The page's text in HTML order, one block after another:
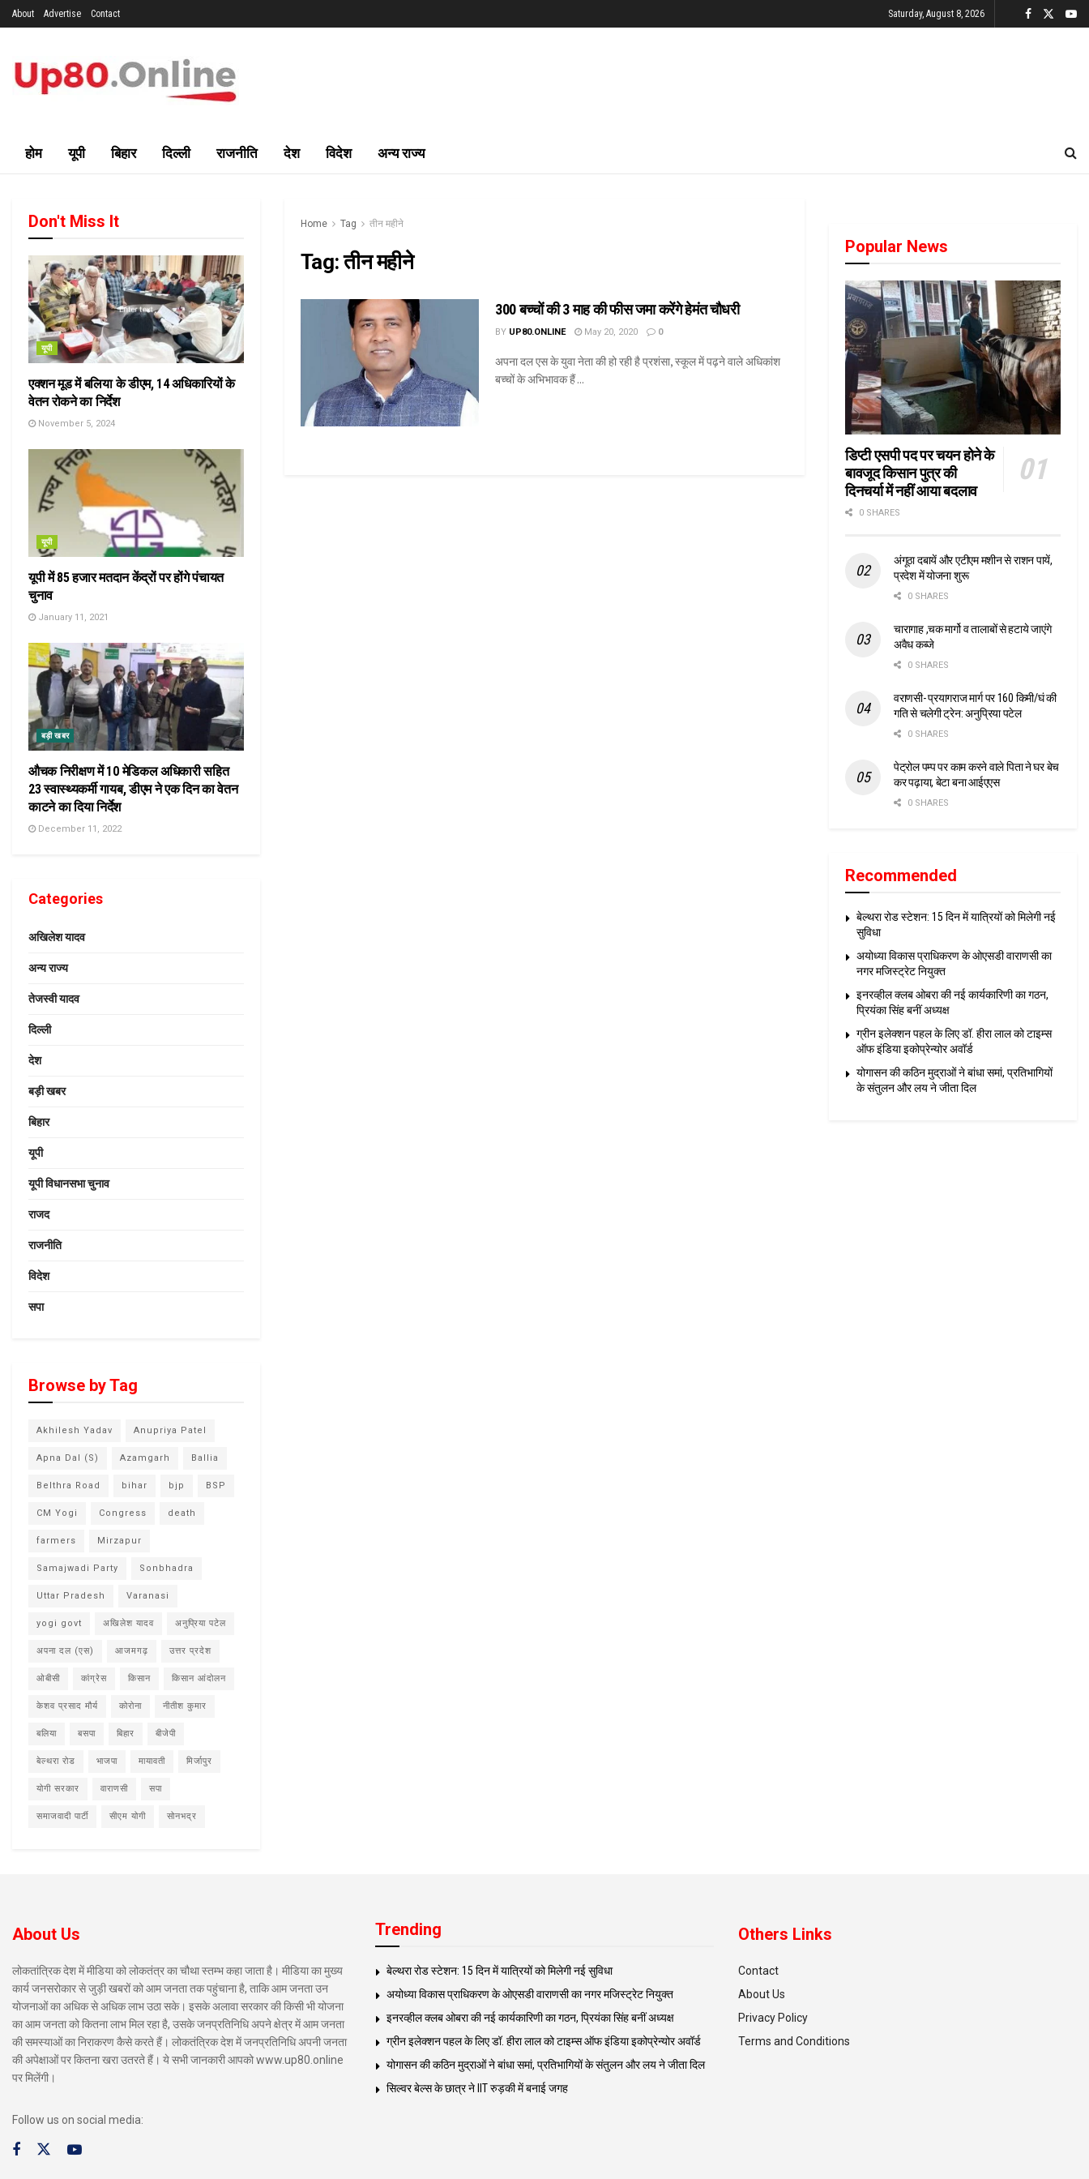
About Advertise Contact Saturday, August 8, 2026
होम यूपी बिहार दिल्ली राजनीति देश विदेश अन्य राज्य
Home Tag तीन महीने
Tag:तीन महीने
300 बच्चों की 3 माह की फीस जमा करेंगे हेमंत चौधरी
BY UP80.ONLINE May 20, 2020 0
अपना दल एस के युवा नेता की हो रही है प्रशंसा, स्कूल में पढ़ने वाले अधिकांश
बच्चों के अभिभावक हैं ...
Don't Miss It
यूपी
एक्शन मूड में बलिया के डीएम, 14 अधिकारियों के
वेतन रोकने का निर्देश
November 5, 2024
यूपी
यूपी में 85 हजार मतदान केंद्रों पर होंगे पंचायत
चुनाव
January 11, 2021
बड़ी खबर
औचक निरीक्षण में 10 मेडिकल अधिकारी सहित
23 स्वास्थ्यकर्मी गायब, डीएम ने एक दिन का वेतन
काटने का दिया निर्देश
December 11, 2022
Categories
अखिलेश यादव
अन्य राज्य
तेजस्वी यादव
दिल्ली
देश
बड़ी खबर
बिहार
यूपी
यूपी विधानसभा चुनाव
राजद
राजनीति
विदेश
सपा
Browse by Tag
Akhilesh Yadav Anupriya Patel
Apna Dal (S) Azamgarh Ballia
Belthra Road bihar bjp BSP
CM Yogi Congress death
farmers Mirzapur
Samajwadi Party Sonbhadra
Uttar Pradesh Varanasi
yogi govt अखिलेश यादव अनुप्रिया पटेल
अपना दल (एस) आजमगढ़ उत्तर प्रदेश
ओबीसी कांग्रेस किसान किसान आंदोलन
केशव प्रसाद मौर्य कोरोना नीतीश कुमार
बलिया बसपा बिहार बीजेपी
बेल्थरा रोड भाजपा मायावती मिर्जापुर
योगी सरकार वाराणसी सपा
समाजवादी पार्टी सीएम योगी सोनभद्र
Popular News
डिप्टी एसपी पद पर चयन होने के
बावजूद किसान पुत्र की
दिनचर्या में नहीं आया बदलाव
0 SHARES
अंगूठा दबायें और एटीएम मशीन से राशन पायें,
प्रदेश में योजना शुरू
0 SHARES
चारागाह ,चक मार्गो व तालाबों से हटाये जाएंगे
अवैध कब्जे
0 SHARES
वराणसी- प्रयागराज मार्ग पर 160 किमी/घं की
गति से चलेगी ट्रेन: अनुप्रिया पटेल
0 SHARES
पेट्रोल पम्प पर काम करने वाले पिता ने घर बेच
कर पढ़ाया, बेटा बना आईएएस
0 SHARES
Recommended
बेल्थरा रोड स्टेशन: 15 दिन में यात्रियों को मिलेगी नई
सुविधा
अयोध्या विकास प्राधिकरण के ओएसडी वाराणसी का
नगर मजिस्ट्रेट नियुक्त
इनरव्हील क्लब ओबरा की नई कार्यकारिणी का गठन,
प्रियंका सिंह बनीं अध्यक्ष
ग्रीन इलेक्शन पहल के लिए डॉ. हीरा लाल को टाइम्स
ऑफ इंडिया इकोप्रेन्योर अवॉर्ड
योगासन की कठिन मुद्राओं ने बांधा समां, प्रतिभागियों
के संतुलन और लय ने जीता दिल
About Us
लोकतांत्रिक देश में मीडिया को लोकतंत्र का चौथा स्तम्भ कहा जाता है। मीडिया का मुख्य
कार्य जनसरोकार से जुड़ी खबरों को आम जनता तक पहुंचाना है, ताकि आम जनता उन
योजनाओं का अधिक से अधिक लाभ उठा सके। इसके अलावा सरकार की किसी भी योजना
का आम जनता को कितना लाभ मिल रहा है, उसके जनप्रतिनिधि अपने क्षेत्र में आम जनता
की समस्याओं का निराकरण कैसे करते हैं। लोकतंत्रिक देश में जनप्रतिनिधि अपनी जनता
की अपेक्षाओं पर कितना खरा उतरते हैं। ये सभी जानकारी आपको www.up80.online
पर मिलेंगी।
Follow us on social media:
Trending
बेल्थरा रोड स्टेशन: 15 दिन में यात्रियों को मिलेगी नई सुविधा
अयोध्या विकास प्राधिकरण के ओएसडी वाराणसी का नगर मजिस्ट्रेट नियुक्त
इनरव्हील क्लब ओबरा की नई कार्यकारिणी का गठन, प्रियंका सिंह बनीं अध्यक्ष
ग्रीन इलेक्शन पहल के लिए डॉ. हीरा लाल को टाइम्स ऑफ इंडिया इकोप्रेन्योर अवॉर्ड
योगासन की कठिन मुद्राओं ने बांधा समां, प्रतिभागियों के संतुलन और लय ने जीता दिल
सिल्वर बेल्स के छात्र ने IIT रुड़की में बनाई जगह
Others Links
Contact
About Us
Privacy Policy
Terms and Conditions